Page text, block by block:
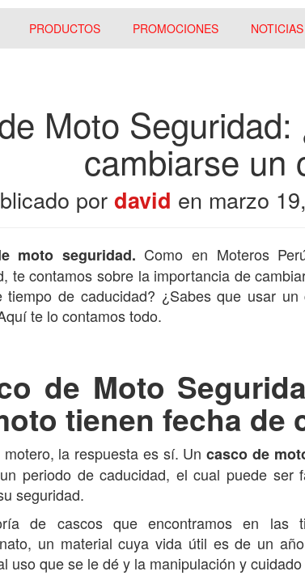
PRODUCTOS PROMOCIONES
Moto
cambiarse un
por david en marzo
moto seguridad. Como en Moteros
te contamos sobre la importancia de
tiempo de caducidad? ¿Sabes que usar
te lo contamos todo.
de Moto
tienen fecha de
motero, la respuesta es sí. Uncasco de
periodo de caducidad, el cual puede ser
seguridad.
de cascos que encontramos en las
un material cuya vida útil es de un
uso que se le dé y la manipulación y